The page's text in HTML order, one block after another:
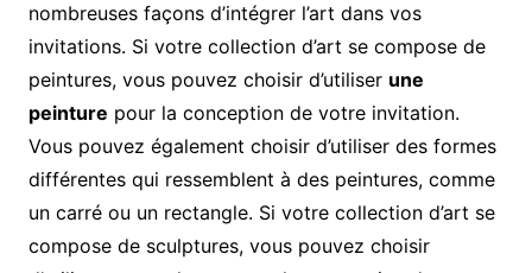
nombreuses façons d’intégrer l’art dans vos
invitations. Si votre collection d’art se compose de
peintures, vous pouvez choisir d’utiliser une
peinture pour la conception de votre invitation.
Vous pouvez également choisir d’utiliser des formes
différentes qui ressemblent à des peintures, comme
un carré ou un rectangle. Si votre collection d’art se
compose de sculptures, vous pouvez choisir